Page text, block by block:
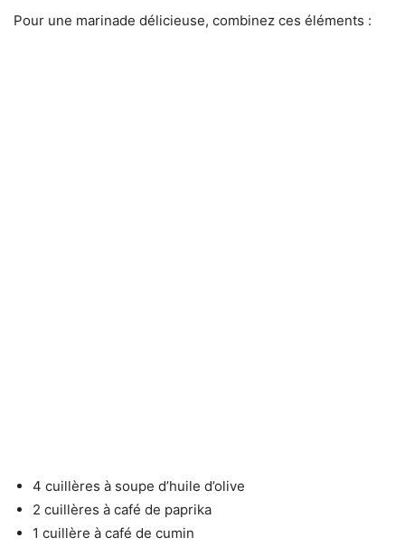
Pour une marinade délicieuse, combinez ces éléments :
4 cuillères à soupe d’huile d’olive
2 cuillères à café de paprika
1 cuillère à café de cumin